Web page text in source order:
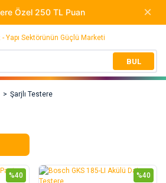
BUL
Şarjlı Testere
%40 %40